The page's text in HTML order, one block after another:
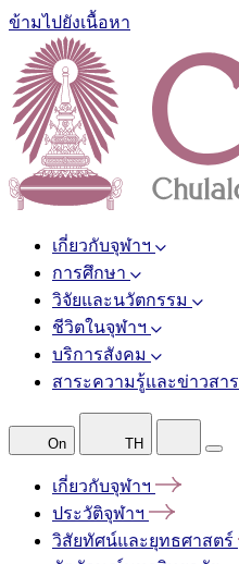
ข้ามไปยังเนื้อหา
เกี่ยวกับจุฬาฯ
การศึกษา
วิจัยและนวัตกรรม
ชีวิตในจุฬาฯ
บริการสังคม
สาระความรู้และข่าวสาร
On TH
เกี่ยวกับจุฬาฯ
ประวัติจุฬาฯ
วิสัยทัศน์และยุทธศาสตร์